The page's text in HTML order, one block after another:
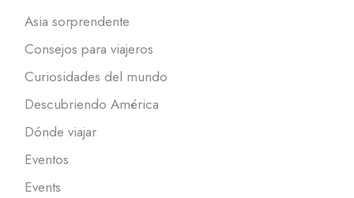
Asia sorprendente
Consejos para viajeros
Curiosidades del mundo
Descubriendo América
Dónde viajar
Eventos
Events